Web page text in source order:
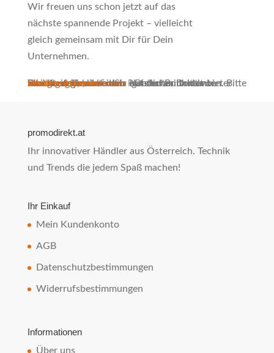
Wir freuen uns schon jetzt auf das
nächste spannende Projekt – vielleicht
gleich gemeinsam mit Dir für Dein
Unternehmen.
Sie sehen gerade einen Platzhalterinhalt von
Standard
. Um auf den eigentlichen Inhalt zuzugreifen, klicken Sie auf den Button unten. Bitte beachten Sie, dass dabei Daten an Drittanbieter weitergegeben werden.
Inhalt entsperren
Weitere Informationen
promodirekt.at
Ihr innovativer Händler aus Österreich. Technik
und Trends die jedem Spaß machen!
Ihr Einkauf
Mein Kundenkonto
AGB
Datenschutzbestimmungen
Widerrufsbestimmungen
Informationen
Über uns